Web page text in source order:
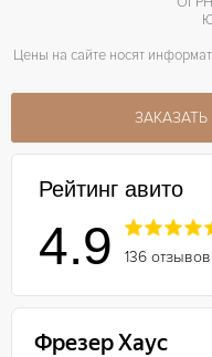
Цены на сайте носят
Рейтинг авито
4.9 136 отзывов